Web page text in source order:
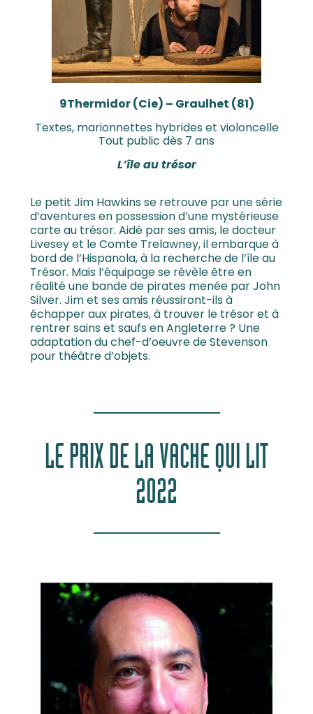
9Thermidor (Cie) – Graulhet (81)
Textes, marionnettes hybrides et violoncelle
Tout public dès 7 ans
L’île au trésor
Le petit Jim Hawkins se retrouve par une série
d’aventures en possession d’une mystérieuse
carte au trésor. Aidé par ses amis, le docteur
Livesey et le Comte Trelawney, il embarque à
bord de l’Hispanola, à la recherche de l’île au
Trésor. Mais l’équipage se révèle être en
réalité une bande de pirates menée par John
Silver. Jim et ses amis réussiront-ils à
échapper aux pirates, à trouver le trésor et à
rentrer sains et saufs en Angleterre ? Une
adaptation du chef-d’oeuvre de Stevenson
pour théâtre d’objets.
LE PRIX DE LA VACHE QUI LIT
2022